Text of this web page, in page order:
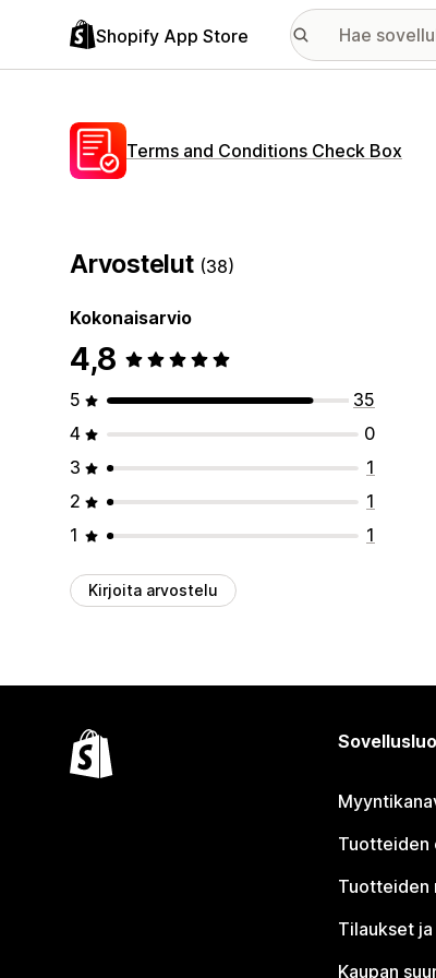
Shopify App Store
Terms and Conditions Check Box
Arvostelut (38)
Kokonaisarvio
4,8
5
35
4
0
3
1
2
1
1
1
Kirjoita arvostelu
Tuotteiden
Tuotteiden
Tilaukset
Kaupan